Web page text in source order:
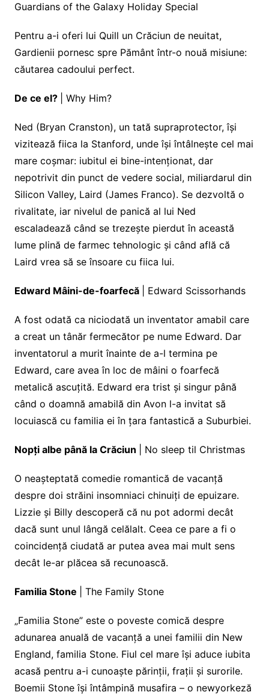
Guardians of the Galaxy Holiday Special
Pentru a-i oferi lui Quill un Crăciun de neuitat,
Gardienii pornesc spre Pământ într-o nouă misiune:
căutarea cadoului perfect.
De ce el? | Why Him?
Ned (Bryan Cranston), un tată supraprotector, își
vizitează fiica la Stanford, unde își întâlnește cel mai
mare coșmar: iubitul ei bine-intenționat, dar
nepotrivit din punct de vedere social, miliardarul din
Silicon Valley, Laird (James Franco). Se dezvoltă o
rivalitate, iar nivelul de panică al lui Ned
escaladează când se trezește pierdut în această
lume plină de farmec tehnologic și când află că
Laird vrea să se însoare cu fiica lui.
Edward Mâini-de-foarfecă | Edward Scissorhands
A fost odată ca niciodată un inventator amabil care
a creat un tânăr fermecător pe nume Edward. Dar
inventatorul a murit înainte de a-l termina pe
Edward, care avea în loc de mâini o foarfecă
metalică ascuțită. Edward era trist și singur până
când o doamnă amabilă din Avon l-a invitat să
locuiască cu familia ei în țara fantastică a Suburbiei.
Nopți albe până la Crăciun | No sleep til Christmas
O neașteptată comedie romantică de vacanță
despre doi străini insomniaci chinuiți de epuizare.
Lizzie și Billy descoperă că nu pot adormi decât
dacă sunt unul lângă celălalt. Ceea ce pare a fi o
coincidență ciudată ar putea avea mai mult sens
decât le-ar plăcea să recunoască.
Familia Stone | The Family Stone
„Familia Stone” este o poveste comică despre
adunarea anuală de vacanță a unei familii din New
England, familia Stone. Fiul cel mare își aduce iubita
acasă pentru a-i cunoaște părinții, frații și surorile.
Boemii Stone își întâmpină musafira – o newyorkeză